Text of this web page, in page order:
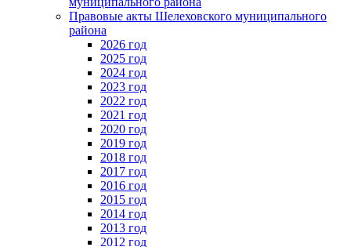
Правовые акты Шелеховского муниципального
района
2026 год
2025 год
2024 год
2023 год
2022 год
2021 год
2020 год
2019 год
2018 год
2017 год
2016 год
2015 год
2014 год
2013 год
2012 год